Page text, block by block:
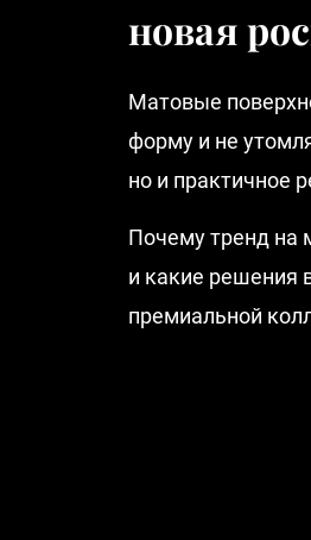
новая
Матовые
форму и не
но и практичное
Почему тренд на
и какие решения
премиальной